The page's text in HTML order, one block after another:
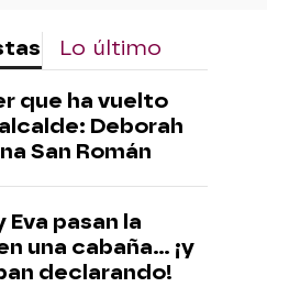
Lo último
que ha vuelto
Deborah
San Román
Eva pasan la
una cabaña… ¡y
declarando!